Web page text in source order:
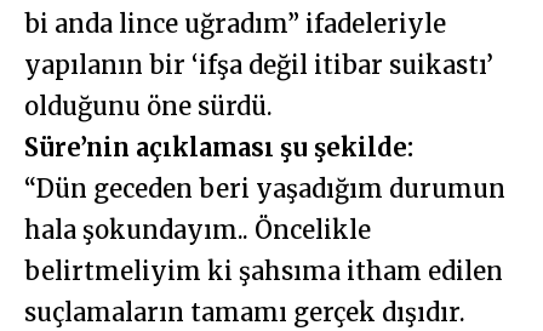
bi anda lince uğradım” ifadeleriyle
yapılanın bir ‘ifşa değil itibar suikastı’
olduğunu öne sürdü.
Süre’nin açıklaması şu şekilde:
“Dün geceden beri yaşadığım durumun
hala şokundayım.. Öncelikle
belirtmeliyim ki şahsıma itham edilen
suçlamaların tamamı gerçek dışıdır.